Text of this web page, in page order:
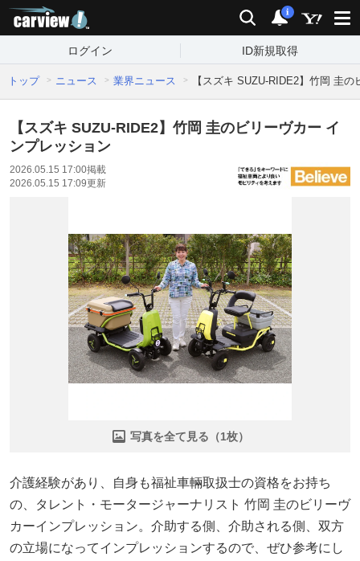
検索 通知
i
ログイン ID新規取得
トップ ニュース 業界ニュース 【スズキ SUZU-RIDE2】竹岡 圭
【スズキ SUZU-RIDE2】竹岡 圭のビリーヴカー イ
ンプレッション
2026.05.15 17:00掲載
2026.05.15 17:09更新
写真を全て見る（1枚）
介護経験があり、自身も福祉車輛取扱士の資格をお持ち
の、タレント・モータージャーナリスト 竹岡 圭のビリーヴ
カーインプレッション。介助する側、介助される側、双方
の立場になってインプレッションするので、ぜひ参考にし